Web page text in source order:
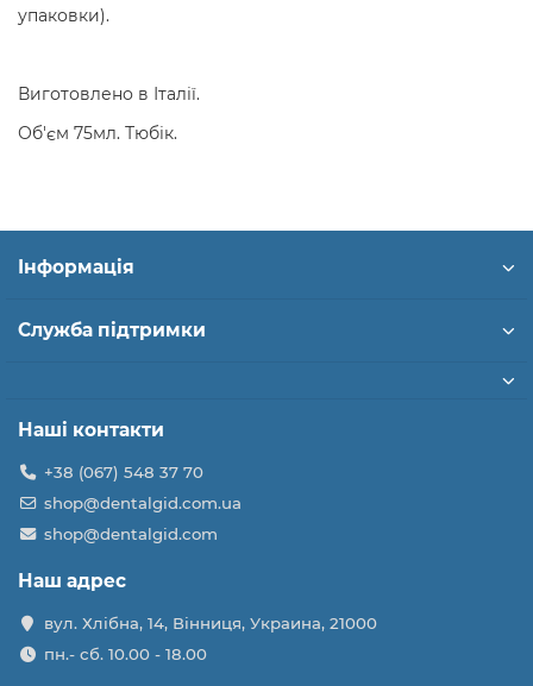
упаковки).
Виготовлено в Італії.
Об'єм 75мл. Тюбік.
Інформація
Служба підтримки
Наші контакти
+38 (067) 548 37 70
shop@dentalgid.com.ua
shop@dentalgid.com
Наш адрес
вул. Хлібна, 14, Вінниця, Украина, 21000
пн.- сб. 10.00 - 18.00